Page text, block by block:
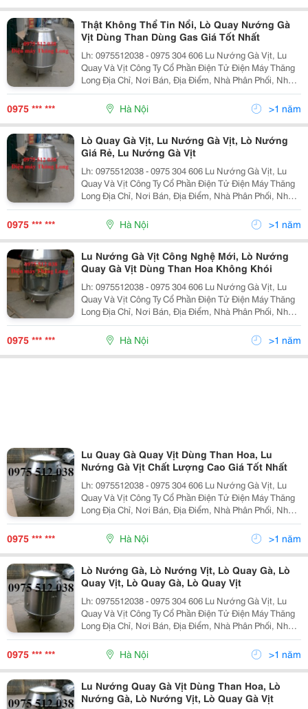
Thật Không Thể Tin Nổi, Lò Quay Nướng Gà
Vịt Dùng Than Dùng Gas Giá Tốt Nhất
Lh: 0975512038 - 0975 304 606 Lu Nướng Gà Vịt, Lu
Quay Và Vịt Công Ty Cổ Phần Điện Tử Điện Máy Thăng
Long Địa Chỉ, Nơi Bán, Địa Điểm, Nhà Phân Phối, Nhà
Cung Cấp, Bán Buôn, Bán Lẻ Lu Nướng Vịt Lò Quay Vịt,
Lò Nướng Vịt, Chum Quay Vịt, Chum Nướn
0975 *** *** Hà Nội >1 năm
Lò Quay Gà Vịt, Lu Nướng Gà Vịt, Lò Nướng
Giá Rẻ, Lu Nướng Gà Vịt
Lh: 0975512038 - 0975 304 606 Lu Nướng Gà Vịt, Lu
Quay Và Vịt Công Ty Cổ Phần Điện Tử Điện Máy Thăng
Long Địa Chỉ, Nơi Bán, Địa Điểm, Nhà Phân Phối, Nhà
Cung Cấp, Bán Buôn, Bán Lẻ Lu Nướng Vịt Lò Quay Vịt,
Lò Nướng Vịt, Chum Quay Vịt, Chum Nướn
0975 *** *** Hà Nội >1 năm
Lu Nướng Gà Vịt Công Nghệ Mới, Lò Nướng
Quay Gà Vịt Dùng Than Hoa Không Khói
Lh: 0975512038 - 0975 304 606 Lu Nướng Gà Vịt, Lu
Quay Và Vịt Công Ty Cổ Phần Điện Tử Điện Máy Thăng
Long Địa Chỉ, Nơi Bán, Địa Điểm, Nhà Phân Phối, Nhà
Cung Cấp, Bán Buôn, Bán Lẻ Lu Nướng Vịt Lò Quay Vịt,
Lò Nướng Vịt, Chum Quay Vịt, Chum Nướn
0975 *** *** Hà Nội >1 năm
Lu Quay Gà Quay Vịt Dùng Than Hoa, Lu
Nướng Gà Vịt Chất Lượng Cao Giá Tốt Nhất
Lh: 0975512038 - 0975 304 606 Lu Nướng Gà Vịt, Lu
Quay Và Vịt Công Ty Cổ Phần Điện Tử Điện Máy Thăng
Long Địa Chỉ, Nơi Bán, Địa Điểm, Nhà Phân Phối, Nhà
Cung Cấp, Bán Buôn, Bán Lẻ Lu Nướng Vịt Lò Quay Vịt,
Lò Nướng Vịt, Chum Quay Vịt, Chum Nướn
0975 *** *** Hà Nội >1 năm
Lò Nướng Gà, Lò Nướng Vịt, Lò Quay Gà, Lò
Quay Vịt, Lò Quay Gà, Lò Quay Vịt
Lh: 0975512038 - 0975 304 606 Lu Nướng Gà Vịt, Lu
Quay Và Vịt Công Ty Cổ Phần Điện Tử Điện Máy Thăng
Long Địa Chỉ, Nơi Bán, Địa Điểm, Nhà Phân Phối, Nhà
Cung Cấp, Bán Buôn, Bán Lẻ Lu Nướng Vịt Lò Quay Vịt,
Lò Nướng Vịt, Chum Quay Vịt, Chum Nướn
0975 *** *** Hà Nội >1 năm
Lu Nướng Quay Gà Vịt Dùng Than Hoa, Lò
Nướng Gà, Lò Nướng Vịt, Lò Quay Gà Vịt